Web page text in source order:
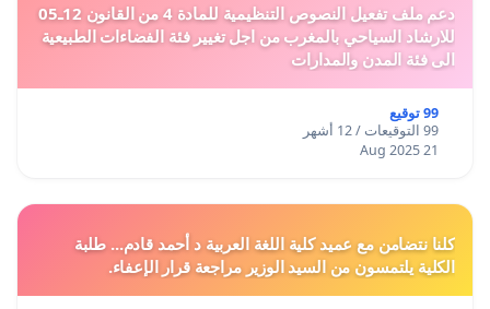
دعم ملف تفعيل النصوص التنظيمية للمادة 4 من القانون 12ـ05
للارشاد السياحي بالمغرب من اجل تغيير فئة الفضاءات الطبيعية
الى فئة المدن والمدارات
99 توقيع
99 التوقيعات / 12 أشهر
21 Aug 2025
كلنا نتضامن مع عميد كلية اللغة العربية د أحمد قادم... طلبة
الكلية يلتمسون من السيد الوزير مراجعة قرار الإعفاء.